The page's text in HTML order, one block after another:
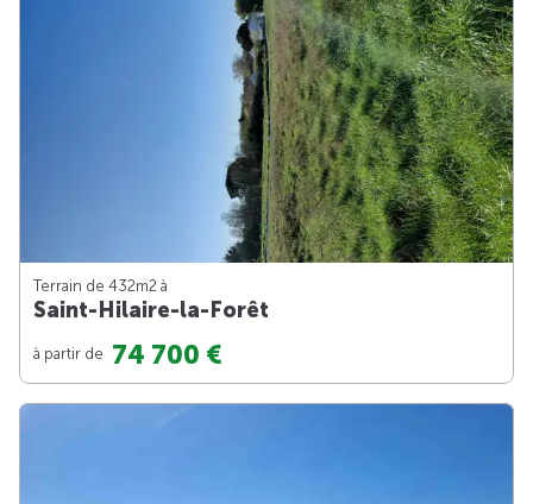
Terrain de 432m2 à
Saint-Hilaire-la-Forêt
à partir de 74 700 €